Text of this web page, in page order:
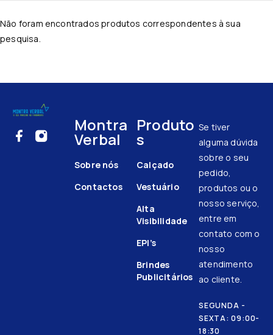
Não foram encontrados produtos correspondentes à sua
pesquisa.
Montra
Verbal
Sobre nós
Contactos
Produto
s
Calçado
Vestuário
Alta
Visibilidade
EPI’s
Brindes
Publicitários
Se tiver
alguma dúvida
sobre o seu
pedido,
produtos ou o
nosso serviço,
entre em
contato com o
nosso
atendimento
ao cliente.
SEGUNDA -
SEXTA: 09:00-
18:30